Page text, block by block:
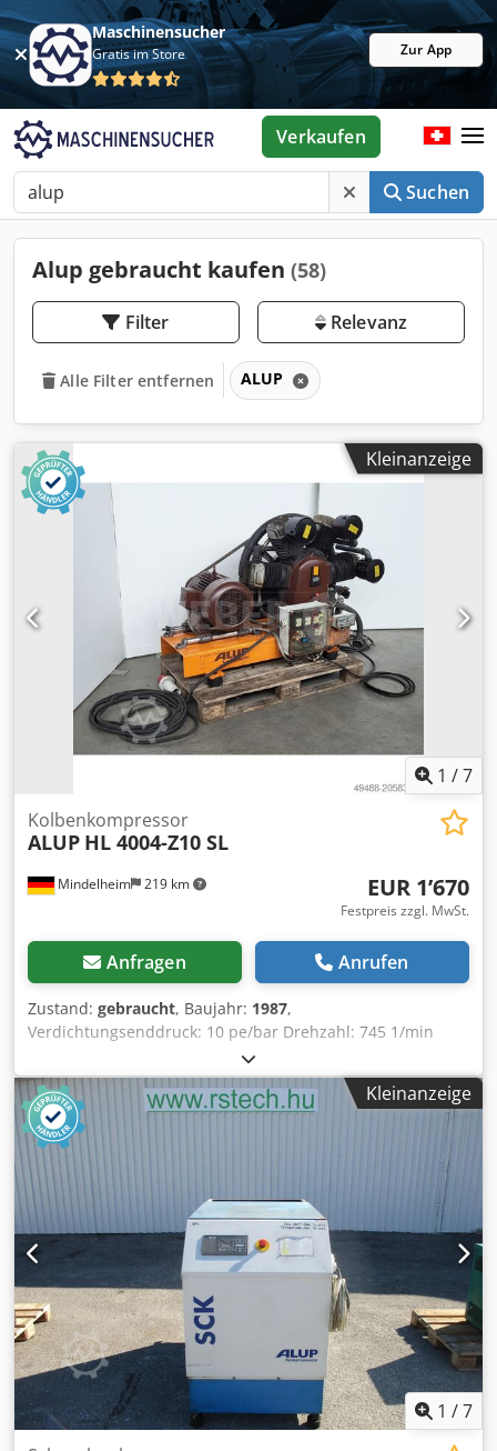
Maschinensucher
Gratis im Store Zur App
Suchen
Verkaufen
Alup gebraucht kaufen (58)
Filter Relevanz
Alle Filter entfernen ALUP
Kleinanzeige
1 /7
Mindelheim 219 km
Kolbenkompressor
ALUP HL 4004-Z10 SL
EUR 1’670
Festpreis zzgl. MwSt.
Anfragen Anrufen
Zustand: gebraucht, Baujahr: 1987,
Verdichtungsenddruck: 10 pe/bar Drehzahl: 745 1/min
Volumenstrom: 3455 dm³/min Dsdpfjxygblsx Aixeck
Motorleistung: 22 kW
Kleinanzeige
1 /7